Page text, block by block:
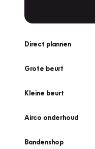
Direct plannen
Grote beurt
Kleine beurt
Airco onderhoud
Bandenshop